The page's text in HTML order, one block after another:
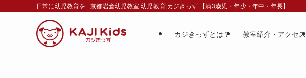
日常に幼児教育を | 京都岩倉幼児教室 幼児教育 カジきっず 【満3歳児・年少・年中・年長】
カジきっずとは？ 教室紹介・アクセス